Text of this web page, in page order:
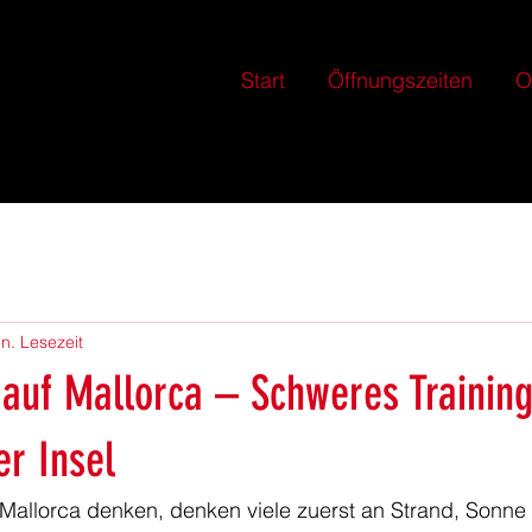
Start Öffnungszeiten
Mallorca – Schweres
Insel
Lesezeit
denken, denken viele zuerst an Strand,